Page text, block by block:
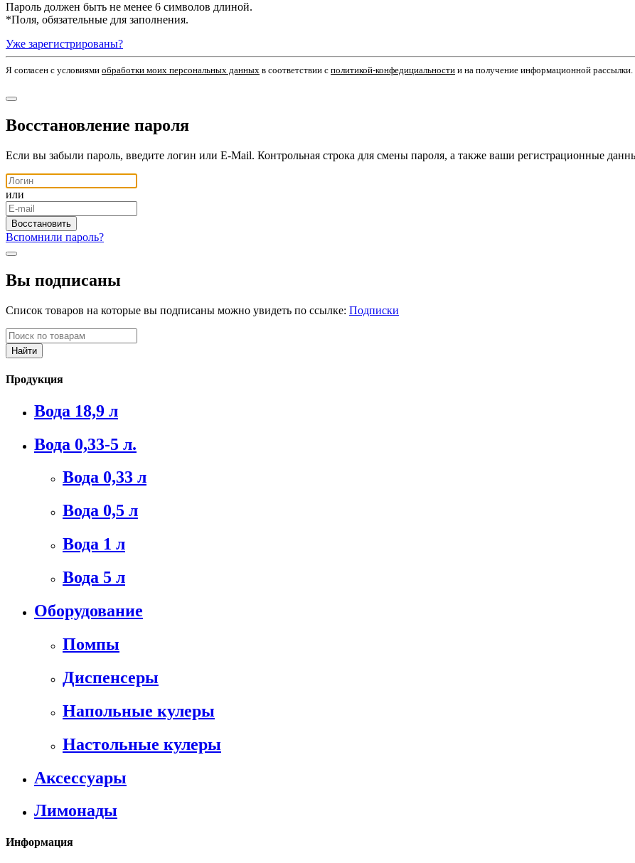
Пароль должен быть не менее 6 символов длиной.
*Поля, обязательные для заполнения.
Уже зарегистрированы?
Я согласен c условиями обработки моих персональных данных в соответствии с политикой-конфедициальности и на получение информационной рассылки.
Восстановление пароля
Если вы забыли пароль, введите логин или E-Mail. Контрольная строка для смены пароля, а также ваши регистрационные
или
Вспомнили пароль?
Вы подписаны
Список товаров на которые вы подписаны можно увидеть по ссылке: Подписки
Продукция
Вода 18,9 л
Вода 0,33-5 л.
Вода 0,33 л
Вода 0,5 л
Вода 1 л
Вода 5 л
Оборудование
Помпы
Диспенсеры
Напольные кулеры
Настольные кулеры
Аксессуары
Лимонады
Информация